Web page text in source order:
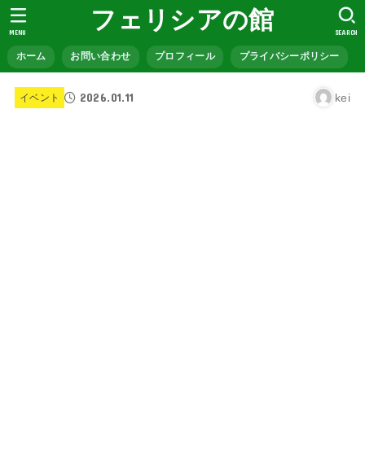
フェリシアの館
ホーム お問い合わせ プロフィール プライバシーポリシー
SEARCH
MENU
イベント 2026.01.11 kei